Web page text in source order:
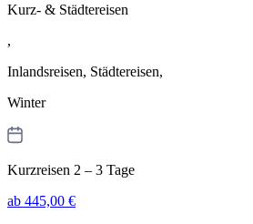
Kurz- & Städtereisen
,
Inlandsreisen, Städtereisen,
Winter
Kurzreisen 2 – 3 Tage
ab 445,00 €